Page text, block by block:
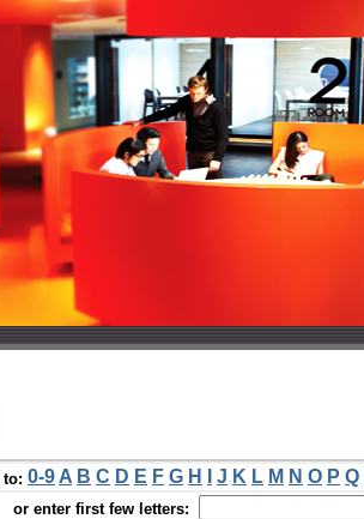
0-9 A B C D E F G H J K L M N O P Q
or enter first few letters: